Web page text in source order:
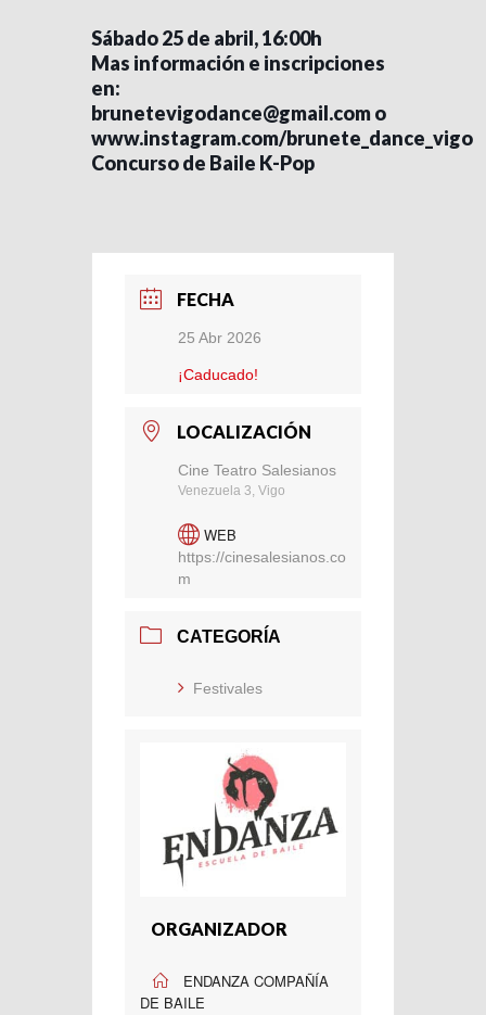
Sábado 25 de abril, 16:00h
Mas información e inscripciones
en:
brunetevigodance@gmail.como
www.instagram.com/brunete_dance_vigo
Concurso de Baile K-Pop
FECHA
25 Abr 2026
¡Caducado!
LOCALIZACIÓN
Cine Teatro Salesianos
Venezuela 3, Vigo
WEB
https://cinesalesianos.co
m
CATEGORÍA
Festivales
ORGANIZADOR
ENDANZA COMPAÑÍA
DE BAILE